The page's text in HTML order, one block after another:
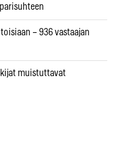
– 936 vastaajan
muistuttavat